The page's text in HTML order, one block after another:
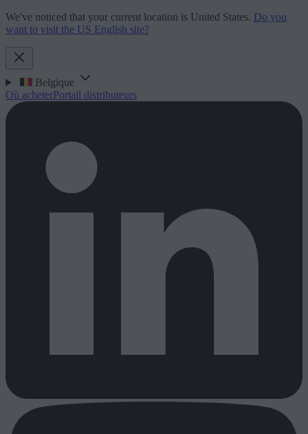
We've noticed that your current location is United States. Do you
want to visit the US English site?
Belgique
Où acheterPortail distributeurs